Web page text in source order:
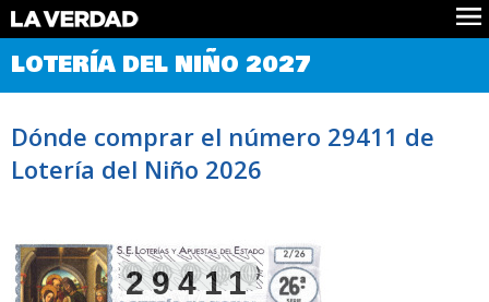
Comprobar Loteria del Niño
Premios
Noticias
Datos
LOTERÍA DEL NIÑO 2027
Dónde comprar el número 29411 de
Lotería del Niño 2026
29411